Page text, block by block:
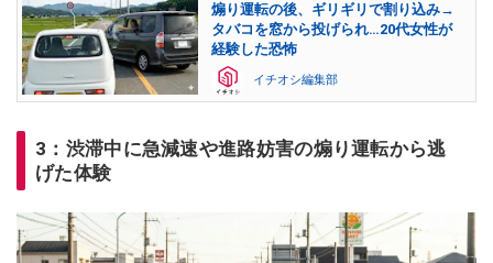
煽り運転の後、ギリギリで割り込み→
タバコを窓から投げられ…20代女性が
経験した恐怖
イチオシ編集部
3：渋滞中に急減速や進路妨害の煽り運転から逃
げた体験